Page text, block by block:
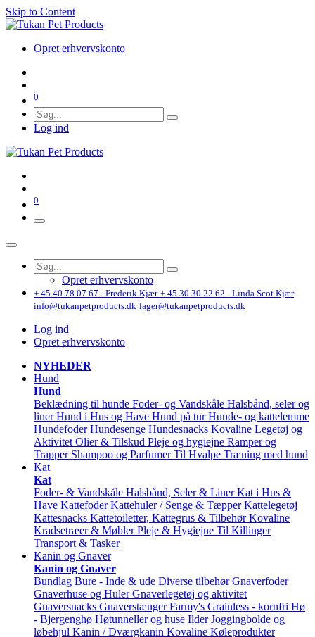
Skip to Content
Opret erhvervskonto
0
Log ind
0
Opret erhvervskonto
+ 45 40 78 07 67 - Frederik Kjær + 45 30 30 22 62 - Linda Scot Kjær
info@tukanpetproducts.dk lager@tukanpetproducts.dk
Log ind
Opret erhvervskonto
NYHEDER
Hund
Hund
Beklædning til hunde Foder- og Vandskåle Halsbånd, seler og
liner Hund i Hus og Have Hund på tur Hunde- og kattelemme
Hundefoder Hundesenge Hundesnacks Kovaline Legetøj og
Aktivitet Olier & Tilskud Pleje og hygiejne Ramper og
Trapper Shampoo og Parfumer Til Hvalpe Træning med hund
Kat
Kat
Foder- & Vandskåle Halsbånd, Seler & Liner Kat i Hus &
Have Kattefoder Kattehuler / Senge & Tæpper Kattelegetøj
Kattesnacks Kattetoiletter, Kattegrus & Tilbehør Kovaline
Kradsetræer & Møbler Pleje & Hygiejne Til Killinger
Transport & Tasker
Kanin og Gnaver
Kanin og Gnaver
Bundlag Bure - Inde & ude Diverse tilbehør Gnaverfoder
Gnaverhuse og Huler Gnaverlegetøj og aktivitet
Gnaversnacks Gnaverstænger Farmy's Grainless - kornfri Hø
- Bjergenghø Høtunneller og huse Ilder Joggingbolde og
løbehjul Kanin / Dværgkanin Kovaline Køleprodukter